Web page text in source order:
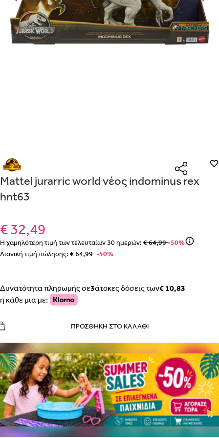
Mattel jurarric world νέος indominus rex
hnt63
€ 32,49
Η χαμηλότερη τιμή των τελευταίων30ημερών: € 64,99-50%
Λιανική τιμή πώλησης: € 64,99 -50%
Δυνατότητα πληρωμής σε3άτοκες δόσεις των€ 10,83
η κάθε μια με:
ΠΡΟΣΘΉΚΗ ΣΤΟ ΚΑΛΆΘΙ
Με την προσφορά
θα λάβεις δωρεάν το είδος με τη
αγοράσεις τουλάχιστον
Με την προσφορά
κερδίζεις έκπτωσηστο καλάθι, αν αγοράσεις
Είναι για δώρο;
ΝΑΙ
Μήνυμα